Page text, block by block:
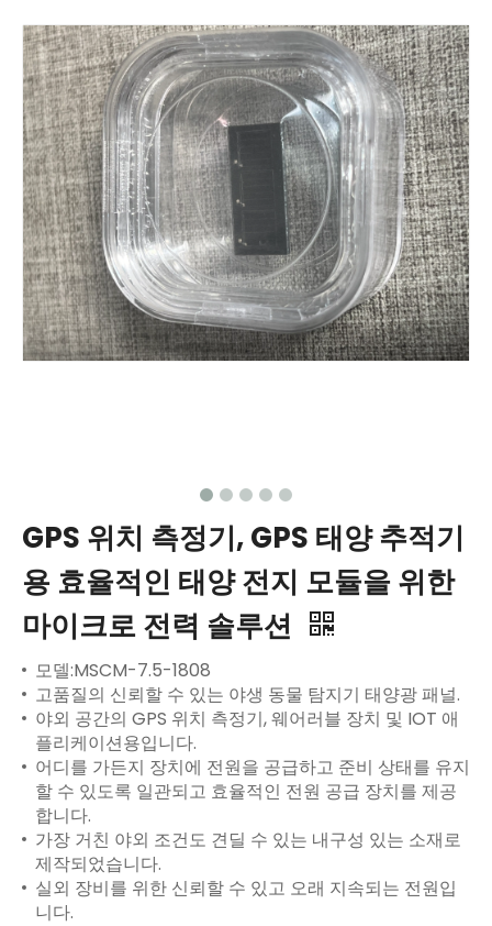
GPS 위치 측정기, GPS 태양 추적기
용 효율적인 태양 전지 모듈을 위한
마이크로 전력 솔루션
모델:MSCM-7.5-1808
고품질의 신뢰할 수 있는 야생 동물 탐지기 태양광 패널.
야외 공간의 GPS 위치 측정기, 웨어러블 장치 및 IOT 애
플리케이션용입니다.
어디를 가든지 장치에 전원을 공급하고 준비 상태를 유지
할 수 있도록 일관되고 효율적인 전원 공급 장치를 제공
합니다.
가장 거친 야외 조건도 견딜 수 있는 내구성 있는 소재로
제작되었습니다.
실외 장비를 위한 신뢰할 수 있고 오래 지속되는 전원입
니다.